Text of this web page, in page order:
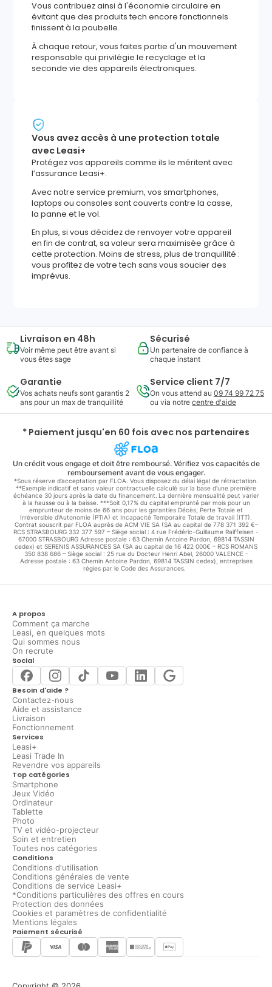
Vous contribuez ainsi à l'économie circulaire en
évitant que des produits tech encore fonctionnels
finissent à la poubelle.
À chaque retour, vous faites partie d'un mouvement
responsable qui privilégie le recyclage et la
seconde vie des appareils électroniques.
Vous avez accès à une protection totale
avec Leasi+
Protégez vos appareils comme ils le méritent avec
l’assurance Leasi+.
Avec notre service premium, vos smartphones,
laptops ou consoles sont couverts contre la casse,
la panne et le vol.
En plus, si vous décidez de renvoyer votre appareil
en fin de contrat, sa valeur sera maximisée grâce à
cette protection. Moins de stress, plus de tranquillité :
vous profitez de votre tech sans vous soucier des
imprévus.
Livraison en 48h
Voir même peut être avant si
vous êtes sage
Sécurisé
Un partenaire de confiance à
chaque instant
Garantie
Vos achats neufs sont garantis 2
ans pour un max de tranquillité
Service client 7/7
On vous attend au 09 74 99 72 75
ou via notre centre d'aide
* Paiement jusqu'en 60 fois avec nos partenaires
Un crédit vous engage et doit être remboursé. Vérifiez vos capacités de
remboursement avant de vous engager.
*Sous réserve d’acceptation par FLOA. Vous disposez du délai légal de rétractation.
**Exemple indicatif et sans valeur contractuelle calculé sur la base d'une première
échéance 30 jours après la date du financement. La dernière mensualité peut varier
à la hausse ou à la baisse. ***Soit 0,17% du capital emprunté par mois pour un
emprunteur de moins de 66 ans pour les garanties Décès, Perte Totale et
Irréversible d'Autonomie (PTIA) et Incapacité Temporaire Totale de travail (ITT).
Contrat souscrit par FLOA auprès de ACM VIE SA (SA au capital de 778 371 392 €–
RCS STRASBOURG 332 377 597 – Siège social : 4 rue Frédéric-Guillaume Raiffeisen -
67000 STRASBOURG Adresse postale : 63 Chemin Antoine Pardon, 69814 TASSIN
cedex) et SERENIS ASSURANCES SA (SA au capital de 16 422 000€ – RCS ROMANS
350 838 686 – Siège social : 25 rue du Docteur Henri Abel, 26000 VALENCE -
Adresse postale : 63 Chemin Antoine Pardon, 69814 TASSIN cedex), entreprises
régies par le Code des Assurances.
A propos
Comment ça marche
Leasi, en quelques mots
Qui sommes nous
On recrute
Social
Besoin d'aide ?
Contactez-nous
Aide et assistance
Livraison
Fonctionnement
Services
Leasi+
Leasi Trade In
Revendre vos appareils
Top catégories
Smartphone
Jeux Vidéo
Ordinateur
Tablette
Photo
TV et vidéo-projecteur
Soin et entretien
Toutes nos catégories
Conditions
Conditions d'utilisation
Conditions générales de vente
Conditions de service Leasi+
*Conditions particulières des offres en cours
Protection des données
Cookies et paramètres de confidentialité
Mentions légales
Paiement sécurisé